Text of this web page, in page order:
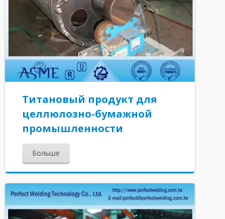
Титановый продукт для
целлюлозно-бумажной
промышленности
Больше